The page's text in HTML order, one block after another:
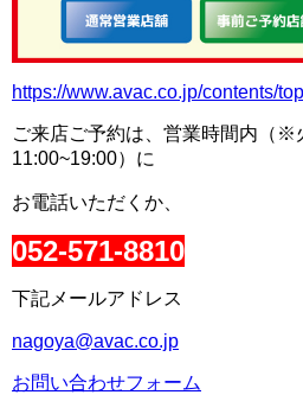
https://www.avac.co.jp/contents/
ご来店ご予約は、営業時間内（※
11:00~19:00）に
お電話いただくか、
052-571-8810
下記メールアドレス
nagoya@avac.co.jp
お問い合わせフォーム